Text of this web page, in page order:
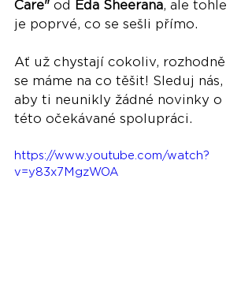
Care" od Eda Sheerana, ale tohle
je poprvé, co se sešli přímo.
Ať už chystají cokoliv, rozhodně
se máme na co těšit! Sleduj nás,
aby ti neunikly žádné novinky o
této očekávané spolupráci.
https://www.youtube.com/watch?
v=y83x7MgzWOA